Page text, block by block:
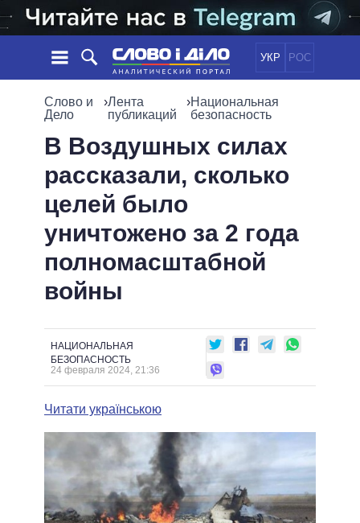
УКР РОС
НОВОСТИ
ЛЕНТА
СОБЫТИЯ
СТАТЬИ
МНЕНИЯ
ОБЗОРЫ
ДАЙДЖЕСТЫ
ОБЩЕСТВО
ПОЛИТИКИ
ВСЕ ПОЛИТИКИ
ПРЕЗИДЕНТ И ОФИС
ВЕРХОВНАЯ РАДА
КАБИНЕТ МИНИСТРОВ
ГЛАВЫ ОБЛАДМИНИСТРАЦИЙ
МЭРЫ
ВСЕ ПЕРСОНЫ
ИНФОГРАФИКА
ВИДЕО
Слово и
Дело
›Лента
публикаций
›Национальная
безопасность
В Воздушных силах
рассказали, сколько
целей было
уничтожено за 2 года
полномасштабной
войны
НАЦИОНАЛЬНАЯ
БЕЗОПАСНОСТЬ
24 февраля 2024, 21:36
Читати українською